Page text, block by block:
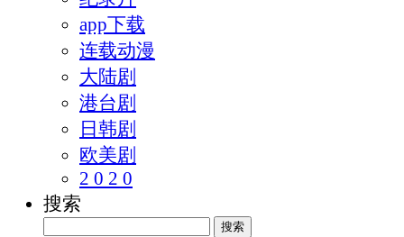
app下载
连载动漫
大陆剧
港台剧
日韩剧
欧美剧
2 0 2 0
搜索